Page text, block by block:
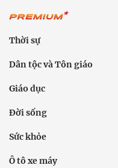
Thời sự
Dân tộc và Tôn giáo
Giáo dục
Đời sống
Sức khỏe
Ô tô xe máy